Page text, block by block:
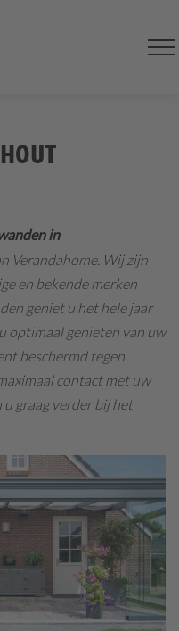
in
Verandahome. Wij zijn
en bekende merken
geniet u het hele jaar
optimaal genieten van uw
beschermd tegen
contact met uw
graag verder bij het